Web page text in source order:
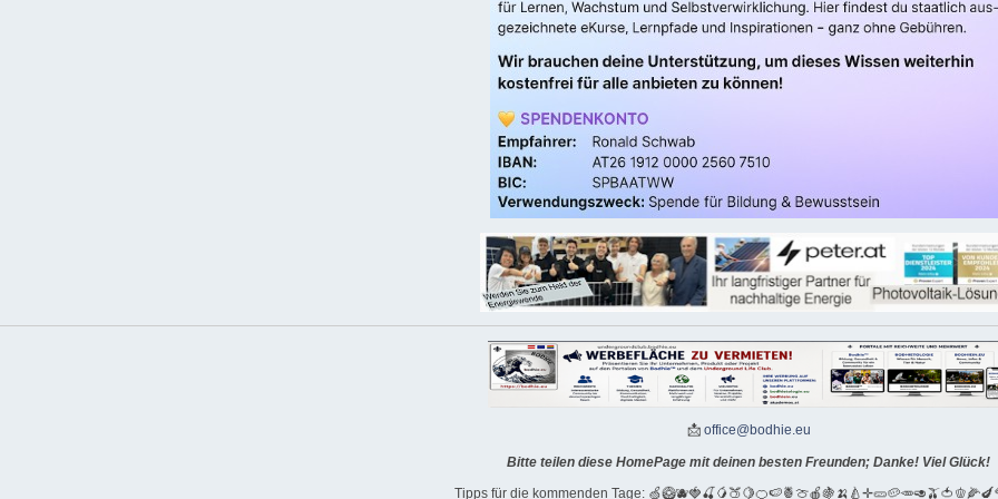
📩 office@bodhie.eu
Bitte teilen diese HomePage mit deinen besten Freunden; Danke! Viel Glück!
Tipps für die kommenden Tage: